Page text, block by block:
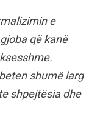
e
që kanë
shumë larg
shpejtësia dhe